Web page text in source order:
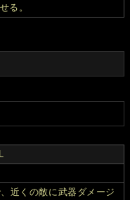
る。
近くの敵に武器ダメージ